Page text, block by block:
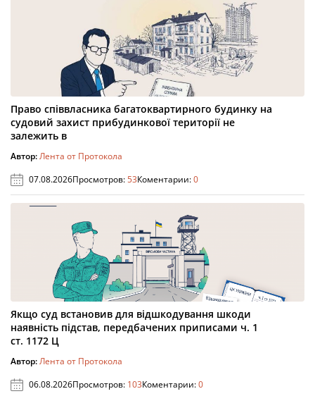
Право співвласника багатоквартирного будинку на
судовий захист прибудинкової території не
залежить в
Автор:Лента от Протокола
07.08.2026Просмотров:53Коментарии:0
Якщо суд встановив для відшкодування шкоди
наявність підстав, передбачених приписами ч. 1
ст. 1172 Ц
Автор:Лента от Протокола
06.08.2026Просмотров: 103Коментарии:0